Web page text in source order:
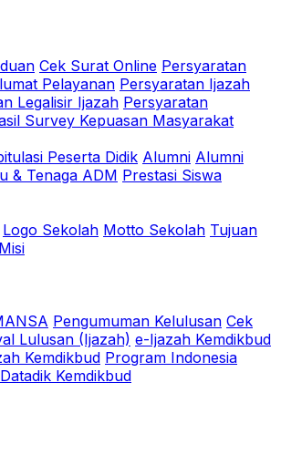
Cek Surat Online Persyaratan
Pelayanan Persyaratan Ijazah
Legalisir Ijazah Persyaratan
Survey Kepuasan Masyarakat
Peserta Didik Alumni Alumni
& Tenaga ADM Prestasi Siswa
Logo Sekolah Motto Sekolah Tujuan
Pengumuman Kelulusan Cek
Lulusan (Ijazah) e-Ijazah Kemdikbud
Kemdikbud Program Indonesia
Kemdikbud